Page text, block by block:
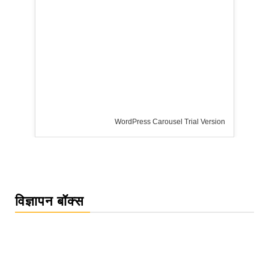
WordPress Carousel Trial Version
विज्ञापन बॉक्स